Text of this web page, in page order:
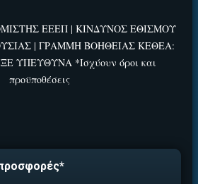
ΕΕΕΠ | ΚΙΝΔΥΝΟΣ ΕΘΙΣΜΟΥ
| ΓΡΑΜΜΗ ΒΟΗΘΕΙΑΣ ΚΕΘΕΑ:
ΥΠΕΥΘΥΝΑ *Ισχύουν όροι και
προϋποθέσεις